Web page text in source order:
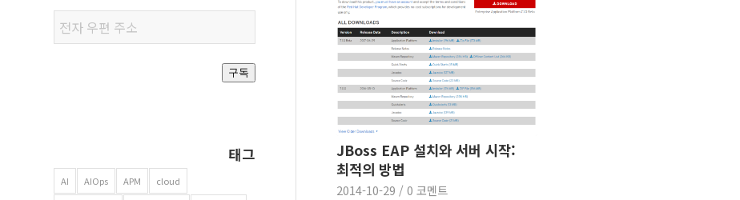
JBoss EAP 설치와 서버 시작:
최적의 방법
2014-10-29 / 0 코멘트
우편
주소
구독
태그
AI AIOps APM cloud